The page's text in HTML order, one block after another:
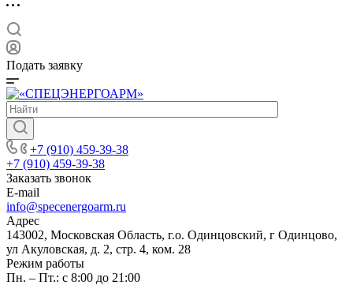
Подать заявку
+7 (910) 459-39-38
+7 (910) 459-39-38
Заказать звонок
E-mail
info@specenergoarm.ru
Адрес
143002, Московская Область, г.о. Одинцовский, г Одинцово,
ул Акуловская, д. 2, стр. 4, ком. 28
Режим работы
Пн. – Пт.: с 8:00 до 21:00